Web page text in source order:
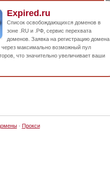
Expired.ru
Список освобождающихся доменов в
зоне .RU и .РФ, сервис перехвата
доменов. Заявка на регистрацию домена
через максимально возможный пул
что значительно увеличивает ваши
· Прокси